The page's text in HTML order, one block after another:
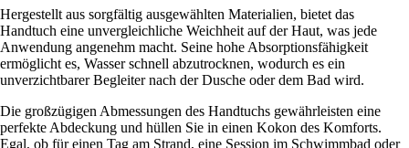
Hergestellt aus sorgfältig ausgewählten Materialien, bietet das
Handtuch eine unvergleichliche Weichheit auf der Haut, was jede
Anwendung angenehm macht. Seine hohe Absorptionsfähigkeit
ermöglicht es, Wasser schnell abzutrocknen, wodurch es ein
unverzichtbarer Begleiter nach der Dusche oder dem Bad wird.
Die großzügigen Abmessungen des Handtuchs gewährleisten eine
perfekte Abdeckung und hüllen Sie in einen Kokon des Komforts.
Egal, ob für einen Tag am Strand, eine Session im Schwimmbad oder